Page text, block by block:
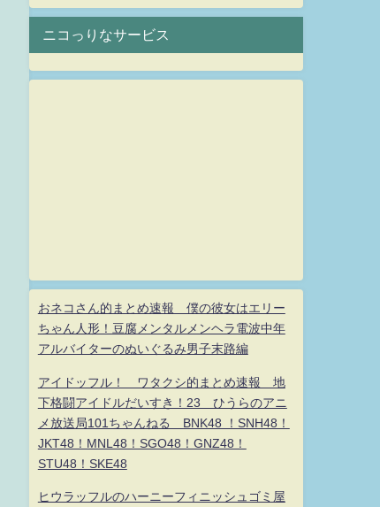
ニコっりなサービス
おネコさん的まとめ速報 僕の彼女はエリー
ちゃん人形！豆腐メンタルメンヘラ電波中年
アルバイターのぬいぐるみ男子末路編
アイドッフル！ ワタクシ的まとめ速報 地
下格闘アイドルだいすき！23 ひうらのアニ
メ放送局101ちゃんねる BNK48 ！SNH48！
JKT48！MNL48！SGO48！GNZ48！
STU48！SKE48
ヒウラッフルのハーニーフィニッシュゴミ屋